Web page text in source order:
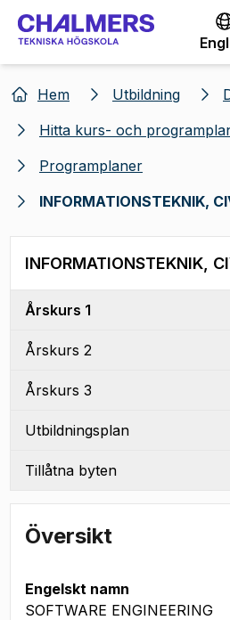
Gå till
Hem Utbildning
Hitta kurs- och
Programplaner
INFORMATIONSTEKNIK,
INFORMATIONSTEKNIK,
Årskurs 1
Årskurs 2
Årskurs 3
Utbildningsplan
Tillåtna byten
Översikt
Engelskt namn
SOFTWARE ENGINEERING